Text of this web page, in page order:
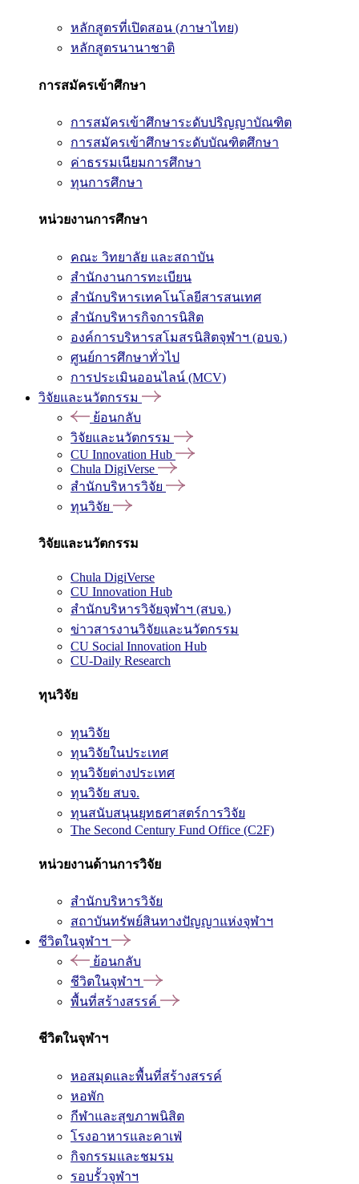
หลักสูตรที่เปิดสอน (ภาษาไทย)
หลักสูตรนานาชาติ
การสมัครเข้าศึกษา
การสมัครเข้าศึกษาระดับปริญญาบัณฑิต
การสมัครเข้าศึกษาระดับบัณฑิตศึกษา
ค่าธรรมเนียมการศึกษา
ทุนการศึกษา
หน่วยงานการศึกษา
คณะ วิทยาลัย และสถาบัน
สำนักงานการทะเบียน
สำนักบริหารเทคโนโลยีสารสนเทศ
สำนักบริหารกิจการนิสิต
องค์การบริหารสโมสรนิสิตจุฬาฯ (อบจ.)
ศูนย์การศึกษาทั่วไป
การประเมินออนไลน์ (MCV)
วิจัยและนวัตกรรม
ย้อนกลับ
วิจัยและนวัตกรรม
CU Innovation Hub
Chula DigiVerse
สำนักบริหารวิจัย
ทุนวิจัย
วิจัยและนวัตกรรม
Chula DigiVerse
CU Innovation Hub
สำนักบริหารวิจัยจุฬาฯ (สบจ.)
ข่าวสารงานวิจัยและนวัตกรรม
CU Social Innovation Hub
CU-Daily Research
ทุนวิจัย
ทุนวิจัย
ทุนวิจัยในประเทศ
ทุนวิจัยต่างประเทศ
ทุนวิจัย สบจ.
ทุนสนับสนุนยุทธศาสตร์การวิจัย
The Second Century Fund Office (C2F)
หน่วยงานด้านการวิจัย
สำนักบริหารวิจัย
สถาบันทรัพย์สินทางปัญญาแห่งจุฬาฯ
ชีวิตในจุฬาฯ
ย้อนกลับ
ชีวิตในจุฬาฯ
พื้นที่สร้างสรรค์
ชีวิตในจุฬาฯ
หอสมุดและพื้นที่สร้างสรรค์
หอพัก
กีฬาและสุขภาพนิสิต
โรงอาหารและคาเฟ่
กิจกรรมและชมรม
รอบรั้วจุฬาฯ